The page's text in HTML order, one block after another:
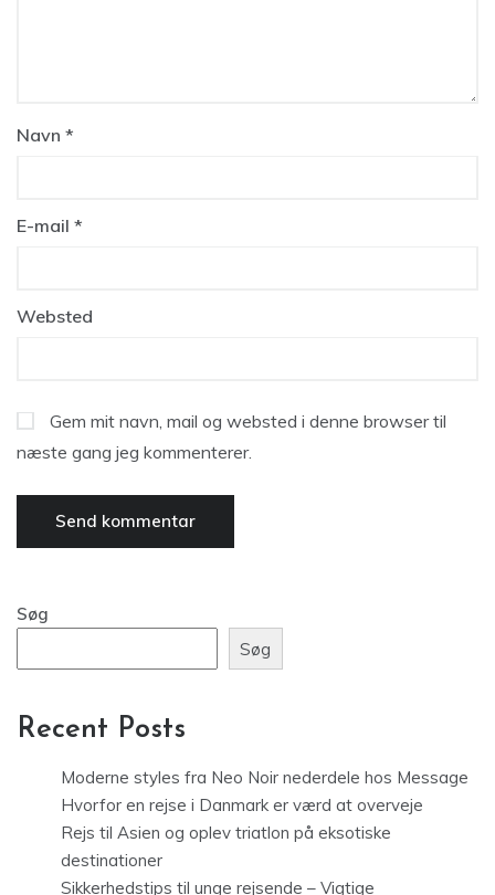
Navn *
E-mail *
Websted
Gem mit navn, mail og websted i denne browser til
næste gang jeg kommenterer.
Søg
Søg
Recent Posts
Moderne styles fra Neo Noir nederdele hos Message
Hvorfor en rejse i Danmark er værd at overveje
Rejs til Asien og oplev triatlon på eksotiske
destinationer
Sikkerhedstips til unge rejsende – Vigtige